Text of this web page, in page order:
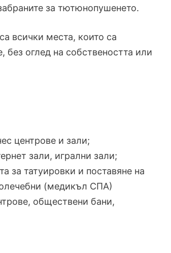
за тютюнопушенето.
всички места, които са
оглед на собствеността или
центрове и зали;
зали, игрални зали;
за татуировки и поставяне на
(медикъл СПА)
обществени бани,